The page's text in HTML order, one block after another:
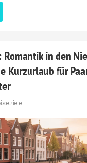
Romantik in den
Kurzurlaub für